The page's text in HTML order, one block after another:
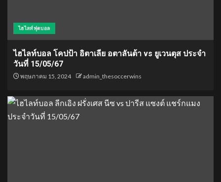
ไฮไลท์ฟุตบอล
ไฮไลท์บอล โคปป้า อิตาเลีย อตาลันต้า vs ยูเวนตุส ประจำ
วันที่ 15/05/67
พฤษภาคม 15, 2024 admin_thesoccerwins